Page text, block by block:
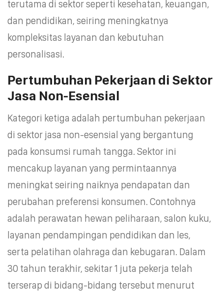
terutama di sektor seperti kesehatan, keuangan,
dan pendidikan, seiring meningkatnya
kompleksitas layanan dan kebutuhan
personalisasi.
Pertumbuhan Pekerjaan di Sektor
Jasa Non-Esensial
Kategori ketiga adalah pertumbuhan pekerjaan
di sektor jasa non-esensial yang bergantung
pada konsumsi rumah tangga. Sektor ini
mencakup layanan yang permintaannya
meningkat seiring naiknya pendapatan dan
perubahan preferensi konsumen. Contohnya
adalah perawatan hewan peliharaan, salon kuku,
layanan pendampingan pendidikan dan les,
serta pelatihan olahraga dan kebugaran. Dalam
30 tahun terakhir, sekitar 1 juta pekerja telah
terserap di bidang-bidang tersebut menurut